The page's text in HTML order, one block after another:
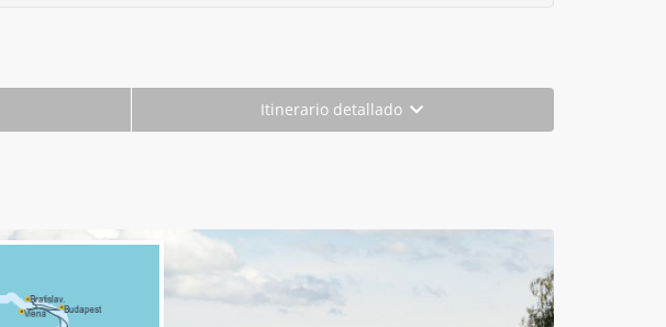
Itinerario detallado